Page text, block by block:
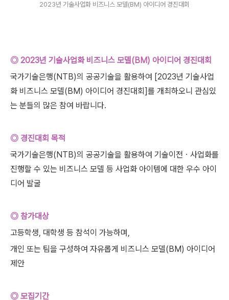
2023년 기술사업화 비즈니스 모델(BM) 아이디어 경진대회
◎ 2023년 기술사업화 비즈니스 모델(BM) 아이디어 경진대회
국가기술은행(NTB)의 공공기술을 활용하여 [2023년 기술사업
화 비즈니스 모델(BM) 아이디어 경진대회]를 개최하오니 관심있
는 분들의 많은 참여 바랍니다.
◎ 경진대회 목적
국가기술은행(NTB)의 공공기술을 활용하여 기술이전ㆍ사업화를
진행할 수 있는 비즈니스 모델 등 사업화 아이템에 대한 우수 아이
디어 발굴
◎ 참가대상
고등학생, 대학생 등 참석이 가능하며,
개인 또는 팀을 구성하여 자유롭게 비즈니스 모델(BM) 아이디어
제안
◎ 모집기간